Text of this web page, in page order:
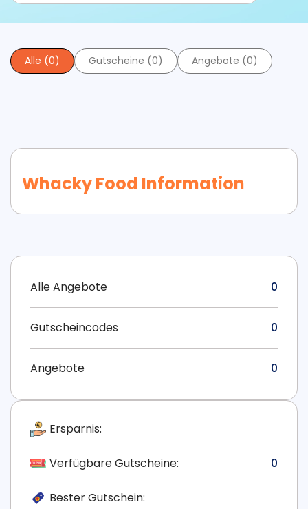
Alle (0) Gutscheine (0) Angebote (0)
Whacky Food Information
Alle Angebote 0
Gutscheincodes 0
Angebote 0
Ersparnis:
Verfügbare Gutscheine: 0
Bester Gutschein: